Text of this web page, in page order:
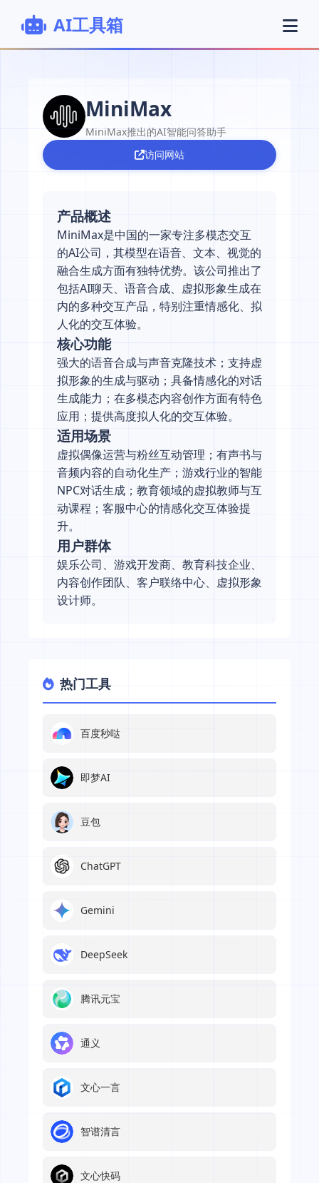
AI工具箱
MiniMax
MiniMax推出的AI智能问答助手
访问网站
产品概述
MiniMax是中国的一家专注多模态交互
的AI公司，其模型在语音、文本、视觉的
融合生成方面有独特优势。该公司推出了
包括AI聊天、语音合成、虚拟形象生成在
内的多种交互产品，特别注重情感化、拟
人化的交互体验。
核心功能
强大的语音合成与声音克隆技术；支持虚
拟形象的生成与驱动；具备情感化的对话
生成能力；在多模态内容创作方面有特色
应用；提供高度拟人化的交互体验。
适用场景
虚拟偶像运营与粉丝互动管理；有声书与
音频内容的自动化生产；游戏行业的智能
NPC对话生成；教育领域的虚拟教师与互
动课程；客服中心的情感化交互体验提
升。
用户群体
娱乐公司、游戏开发商、教育科技企业、
内容创作团队、客户联络中心、虚拟形象
设计师。
热门工具
百度秒哒
即梦AI
豆包
ChatGPT
Gemini
DeepSeek
腾讯元宝
通义
文心一言
智谱清言
文心快码